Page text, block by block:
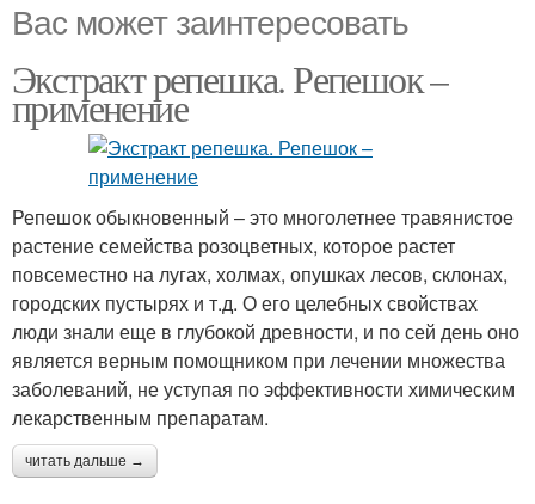
Вас может заинтересовать
Экстракт репешка. Репешок –
применение
Репешок обыкновенный – это многолетнее травянистое
растение семейства розоцветных, которое растет
повсеместно на лугах, холмах, опушках лесов, склонах,
городских пустырях и т.д. О его целебных свойствах
люди знали еще в глубокой древности, и по сей день оно
является верным помощником при лечении множества
заболеваний, не уступая по эффективности химическим
лекарственным препаратам.
читать дальше →